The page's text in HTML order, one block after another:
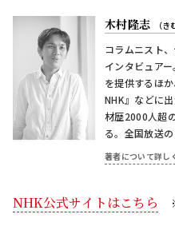
木村隆志 （
コラムニスト
インタビュア
を提供するほ
NHK』などに
材歴2000人超
る。全国放送
に『トップ・
著者について詳し
NHK公式サイトはこちら